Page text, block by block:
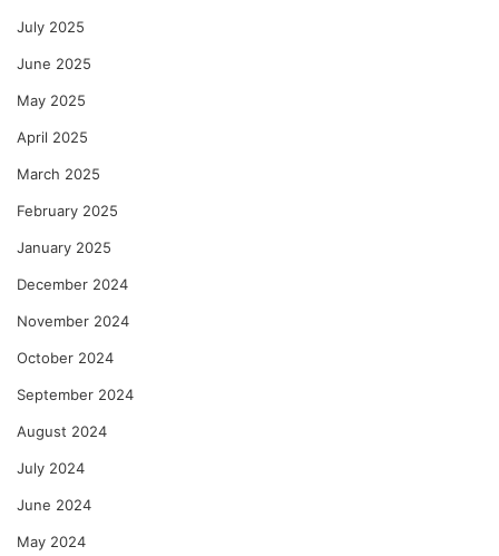
July 2025
June 2025
May 2025
April 2025
March 2025
February 2025
January 2025
December 2024
November 2024
October 2024
September 2024
August 2024
July 2024
June 2024
May 2024